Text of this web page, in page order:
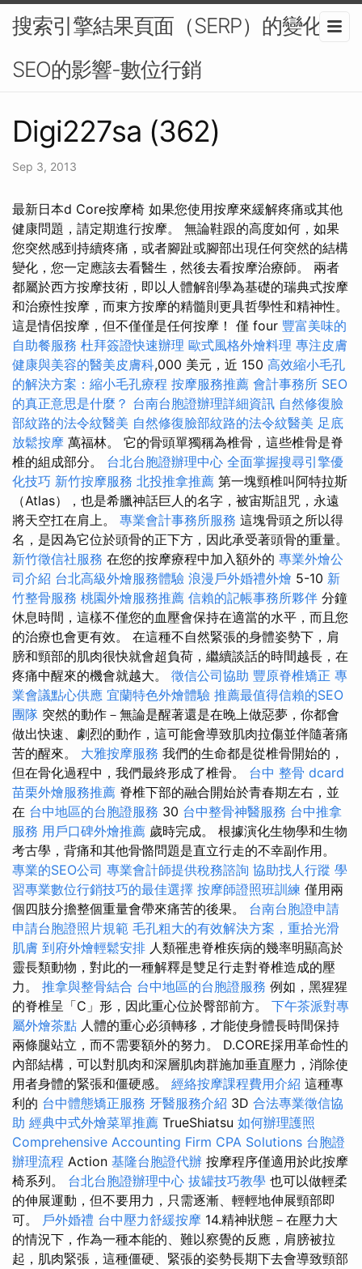
搜索引擎結果頁面（SERP）的變化對
SEO的影響-數位行銷
Digi227sa (362)
Sep 3, 2013
最新日本d Core按摩椅 如果您使用按摩來緩解疼痛或其他
健康問題，請定期進行按摩。 無論鞋跟的高度如何，如果
您突然感到持續疼痛，或者腳趾或腳部出現任何突然的結構
變化，您一定應該去看醫生，然後去看按摩治療師。 兩者
都屬於西方按摩技術，即以人體解剖學為基礎的瑞典式按摩
和治療性按摩，而東方按摩的精髓則更具哲學性和精神性。
這是情侶按摩，但不僅僅是任何按摩！ 僅 four 豐富美味的
自助餐服務 杜拜簽證快速辦理 歐式風格外燴料理 專注皮膚
健康與美容的醫美皮膚科,000 美元，近 150 高效縮小毛孔
的解決方案：縮小毛孔療程 按摩服務推薦 會計事務所 SEO
的真正意思是什麼？ 台南台胞證辦理詳細資訊 自然修復臉
部紋路的法令紋醫美 自然修復臉部紋路的法令紋醫美 足底
放鬆按摩 萬福林。 它的骨頭單獨稱為椎骨，這些椎骨是脊
椎的組成部分。 台北台胞證辦理中心 全面掌握搜尋引擎優
化技巧 新竹按摩服務 北投推拿推薦 第一塊頸椎叫阿特拉斯
（Atlas），也是希臘神話巨人的名字，被宙斯詛咒，永遠
將天空扛在肩上。 專業會計事務所服務 這塊骨頭之所以得
名，是因為它位於頭骨的正下方，因此承受著頭骨的重量。
新竹徵信社服務 在您的按摩療程中加入額外的 專業外燴公
司介紹 台北高級外燴服務體驗 浪漫戶外婚禮外燴 5-10 新
竹整骨服務 桃園外燴服務推薦 信賴的記帳事務所夥伴 分鐘
休息時間，這樣不僅您的血壓會保持在適當的水平，而且您
的治療也會更有效。 在這種不自然緊張的身體姿勢下，肩
膀和頸部的肌肉很快就會超負荷，繼續談話的時間越長，在
疼痛中醒來的機會就越大。 徵信公司協助 豐原脊椎矯正 專
業會議點心供應 宜蘭特色外燴體驗 推薦最值得信賴的SEO
團隊 突然的動作－無論是醒著還是在晚上做惡夢，你都會
做出快速、劇烈的動作，這可能會導致肌肉拉傷並伴隨著痛
苦的醒來。 大雅按摩服務 我們的生命都是從椎骨開始的，
但在骨化過程中，我們最終形成了椎骨。 台中 整骨 dcard
苗栗外燴服務推薦 脊椎下部的融合開始於青春期左右，並
在 台中地區的台胞證服務 30 台中整骨神醫服務 台中推拿
服務 用戶口碑外燴推薦 歲時完成。 根據演化生物學和生物
考古學，背痛和其他骨骼問題是直立行走的不幸副作用。
專業的SEO公司 專業會計師提供稅務諮詢 協助找人行蹤 學
習專業數位行銷技巧的最佳選擇 按摩師證照班訓練 僅用兩
個四肢分擔整個重量會帶來痛苦的後果。 台南台胞證申請
申請台胞證照片規範 毛孔粗大的有效解決方案，重拾光滑
肌膚 到府外燴輕鬆安排 人類罹患脊椎疾病的幾率明顯高於
靈長類動物，對此的一種解釋是雙足行走對脊椎造成的壓
力。 推拿與整骨結合 台中地區的台胞證服務 例如，黑猩猩
的脊椎呈「C」形，因此重心位於臀部前方。 下午茶派對專
屬外燴茶點 人體的重心必須轉移，才能使身體長時間保持
兩條腿站立，而不需要額外的努力。 D.CORE採用革命性的
內部結構，可以對肌肉和深層肌肉群施加垂直壓力，消除使
用者身體的緊張和僵硬感。 經絡按摩課程費用介紹 這種專
利的 台中體態矯正服務 牙醫服務介紹 3D 合法專業徵信協
助 經典中式外燴菜單推薦 TrueShiatsu 如何辦理護照
Comprehensive Accounting Firm CPA Solutions 台胞證
辦理流程 Action 基隆台胞證代辦 按摩程序僅適用於此按摩
椅系列。 台北台胞證辦理中心 拔罐技巧教學 也可以做輕柔
的伸展運動，但不要用力，只需逐漸、輕輕地伸展頸部即
可。 戶外婚禮 台中壓力舒緩按摩 14.精神狀態－在壓力大
的情況下，作為一種本能的、難以察覺的反應，肩膀被拉
起，肌肉緊張，這種僵硬、緊張的姿勢長期下去會導致頸部